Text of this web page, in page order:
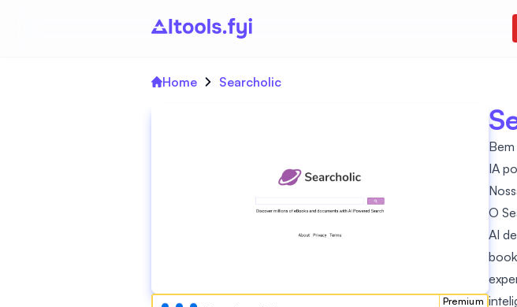
Home Searcholic
Premium
IA
O
AI